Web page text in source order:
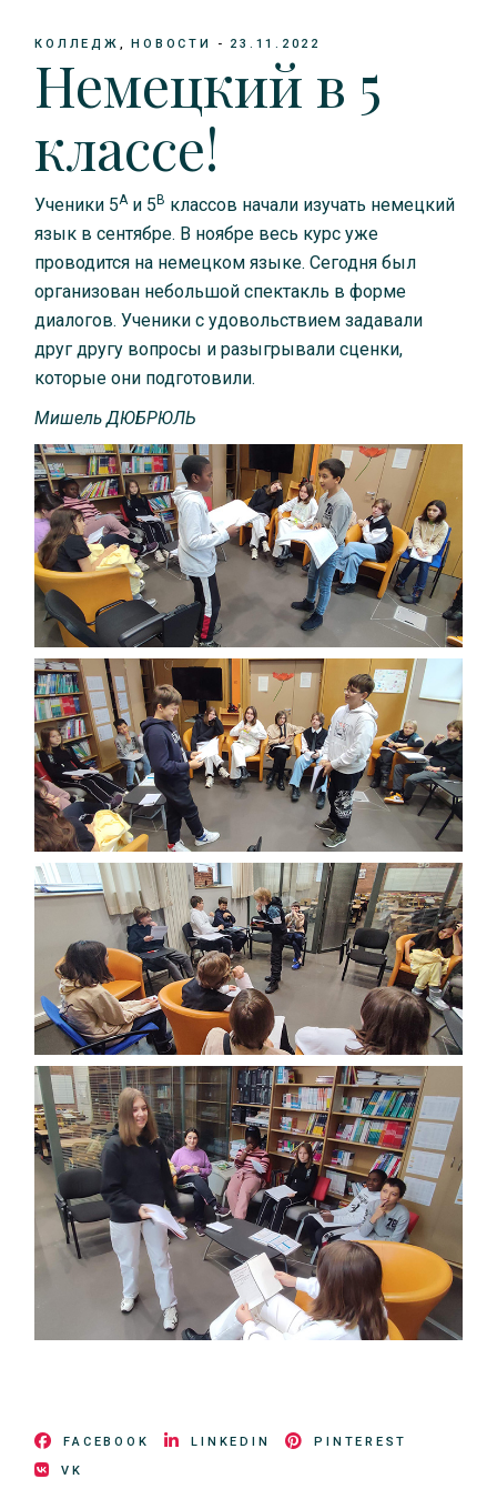
КОЛЛЕДЖ НОВОСТИ 23.11.2022
Немецкий в 5
классе!
Ученики 5Aи 5B классов начали изучать немецкий
язык в сентябре. В ноябре весь курс уже
проводится на немецком языке. Сегодня был
организован небольшой спектакль в форме
диалогов. Ученики с удовольствием задавали
друг другу вопросы и разыгрывали сценки,
которые они подготовили.
Мишель ДЮБРЮЛЬ
FACEBOOK LINKEDIN
PINTEREST
VK